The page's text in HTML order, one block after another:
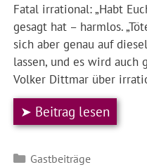
Fatal irrational: „Habt
gesagt hat – harmlos.
sich aber genau auf
lassen, und es wird auch
Volker Dittmar über
➤ Beitrag lesen
Kategorien
Gastbeiträge